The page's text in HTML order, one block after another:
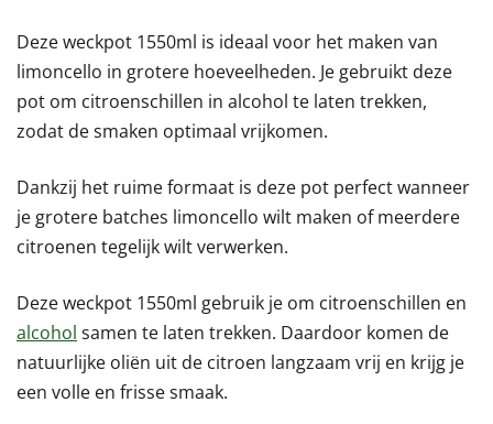
Deze weckpot 1550ml is ideaal voor het maken van
limoncello in grotere hoeveelheden. Je gebruikt deze
pot om citroenschillen in alcohol te laten trekken,
zodat de smaken optimaal vrijkomen.
Dankzij het ruime formaat is deze pot perfect wanneer
je grotere batches limoncello wilt maken of meerdere
citroenen tegelijk wilt verwerken.
Deze weckpot 1550ml gebruik je om citroenschillen en
alcohol samen te laten trekken. Daardoor komen de
natuurlijke oliën uit de citroen langzaam vrij en krijg je
een volle en frisse smaak.